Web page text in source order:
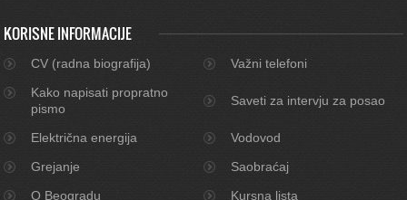
KORISNE INFORMACIJE
CV (radna biografija)
Važni telefoni
Kako napisati propratno
pismo
Saveti za intervju za posao
Električna energija
Vodovod
Grejanje
Saobraćaj
O Beogradu
Kursna lista